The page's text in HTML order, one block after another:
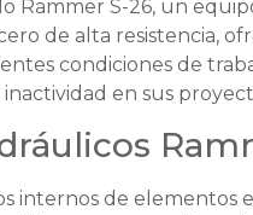
Rammer S-26, un
de alta resistencia,
condiciones de
en sus
internos de elementos